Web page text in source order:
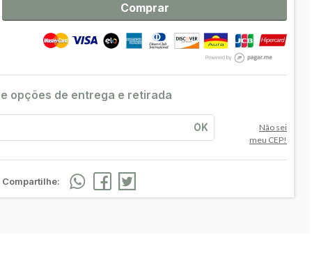
Comprar
opções de entrega e retirada
OK
Não sei
meu CEP!
Compartilhe: